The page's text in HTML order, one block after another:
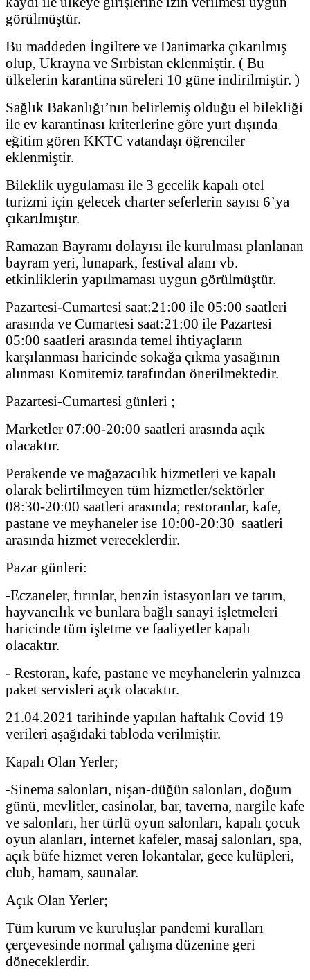
görülmüştür.
Bu maddeden İngiltere ve Danimarka çıkarılmış
olup, Ukrayna ve Sırbistan eklenmiştir. ( Bu
ülkelerin karantina süreleri 10 güne indirilmiştir. )
Sağlık Bakanlığı’nın belirlemiş olduğu el bilekliği
ile ev karantinası kriterlerine göre yurt dışında
eğitim gören KKTC vatandaşı öğrenciler
eklenmiştir.
Bileklik uygulaması ile 3 gecelik kapalı otel
turizmi için gelecek charter seferlerin sayısı 6’ya
çıkarılmıştır.
Ramazan Bayramı dolayısı ile kurulması planlanan
bayram yeri, lunapark, festival alanı vb.
etkinliklerin yapılmaması uygun görülmüştür.
Pazartesi-Cumartesi saat:21:00 ile 05:00 saatleri
arasında ve Cumartesi saat:21:00 ile Pazartesi
05:00 saatleri arasında temel ihtiyaçların
karşılanması haricinde sokağa çıkma yasağının
alınması Komitemiz tarafından önerilmektedir.
Pazartesi-Cumartesi günleri ;
Marketler 07:00-20:00 saatleri arasında açık
olacaktır.
Perakende ve mağazacılık hizmetleri ve kapalı
olarak belirtilmeyen tüm hizmetler/sektörler
08:30-20:00 saatleri arasında; restoranlar, kafe,
pastane ve meyhaneler ise 10:00-20:30 saatleri
arasında hizmet vereceklerdir.
Pazar günleri:
-Eczaneler, fırınlar, benzin istasyonları ve tarım,
hayvancılık ve bunlara bağlı sanayi işletmeleri
haricinde tüm işletme ve faaliyetler kapalı
olacaktır.
- Restoran, kafe, pastane ve meyhanelerin yalnızca
paket servisleri açık olacaktır.
21.04.2021 tarihinde yapılan haftalık Covid 19
verileri aşağıdaki tabloda verilmiştir.
Kapalı Olan Yerler;
-Sinema salonları, nişan-düğün salonları, doğum
günü, mevlitler, casinolar, bar, taverna, nargile kafe
ve salonları, her türlü oyun salonları, kapalı çocuk
oyun alanları, internet kafeler, masaj salonları, spa,
açık büfe hizmet veren lokantalar, gece kulüpleri,
club, hamam, saunalar.
Açık Olan Yerler;
Tüm kurum ve kuruluşlar pandemi kuralları
çerçevesinde normal çalışma düzenine geri
döneceklerdir.